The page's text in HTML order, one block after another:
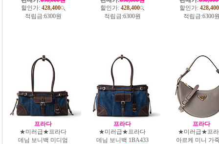
할인가: 428,400
적립금:6300원
할인가: 428,400
적립금:6300원
할인가: 428,400
적립금:6300
프라다
★미러급★프라다
데님 보니백 미디엄
프라다
★미러급★프라다
데님 보니백 1BA433
프라다
★미러급★프
아르케 미니 가